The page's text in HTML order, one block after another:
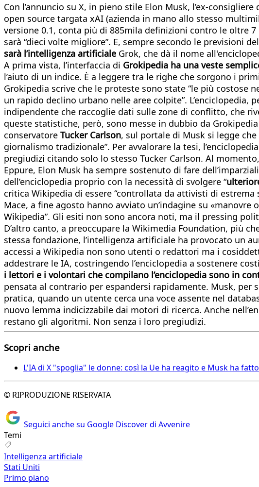
Con l’annuncio su X, in pieno stile Elon Musk, l’ex-
open source targata xAI (azienda in mano allo stesso
versione 0.1, conta più di 885mila definizioni contro le oltre
sarà “dieci volte migliore”. E, sempre secondo le previsioni
sarà l’intelligenza artificiale Grok, che dà il nome
A prima vista, l’interfaccia di Grokipedia ha una veste
l’aiuto di un indice. È a leggere tra le righe che sorgono i
Grokipedia scrive che le proteste sono state “le più
un rapido declino urbano nelle aree colpite”. L’enciclopedia,
indipendente che raccoglie dati sulle zone di conflitto, che
queste statistiche, però, sono messe in dubbio da
conservatore Tucker Carlson, sul portale di Musk si legge
giornalismo tradizionale”. Per avvalorare la tesi,
pregiudizi citando solo lo stesso Tucker Carlson. Al
Eppure, Elon Musk ha sempre sostenuto di fare
dell’enciclopedia proprio con la necessità di svolgere “
critica Wikipedia di essere “controllata da attivisti di
Mace, a fine agosto hanno avviato un’indagine su
Wikipedia”. Gli esiti non sono ancora noti, ma il pressing
D’altro canto, a preoccupare la Wikimedia Foundation, più
stessa fondazione, l’intelligenza artificiale ha provocato un
accessi a Wikipedia non sono utenti o redattori ma i
addestrare le IA, costringendo l’enciclopedia a sostenere
i lettori e i volontari che compilano l’enciclopedia sono in
pensata al contrario per espandersi rapidamente. Musk, per
pratica, quando un utente cerca una voce assente nel
nuovo lemma indicizzabile dai motori di ricerca. Anche
restano gli algoritmi. Non senza i loro pregiudizi.
Scopri anche
L'IA di X "spoglia" le donne: così la Ue ha reagito e Musk ha
© RIPRODUZIONE RISERVATA
Seguici anche su Google Discover di Avvenire
Temi
Intelligenza artificiale
Stati Uniti
Primo piano